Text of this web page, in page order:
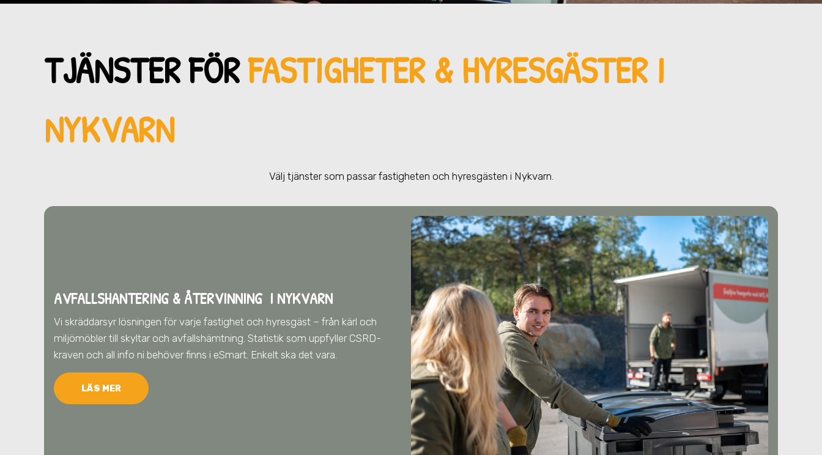
TJÄNSTER FÖRFASTIGHETER & HYRESGÄSTER I
NYKVARN
Välj tjänster som passar fastigheten och hyresgästen i Nykvarn.
AVFALLSHANTERING & ÅTERVINNING I NYKVARN
Vi skräddarsyr lösningen för varje fastighet och hyresgäst – från kärl och
miljömöbler till skyltar och avfallshämtning. Statistik som uppfyller CSRD-
kraven och all info ni behöver finns i eSmart. Enkelt ska det vara.
LÄS MER